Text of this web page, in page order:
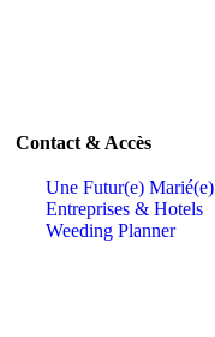
Contact & Accès
Une Futur(e) Marié(e)
Entreprises & Hotels
Weeding Planner